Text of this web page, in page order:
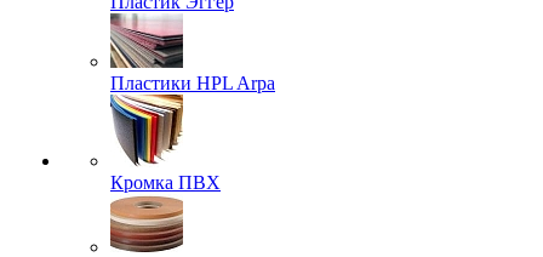
Пластики HPL Arpa
Кромка ПВХ